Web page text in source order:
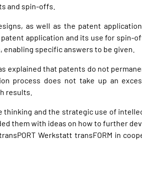
and spin-offs.
as well as the patent
application and its use for spin-
specific answers to be given.
explained that patents do not
process does not take up an
results.
and the strategic use of
them with ideas on how to further
Werkstatt transFORM in